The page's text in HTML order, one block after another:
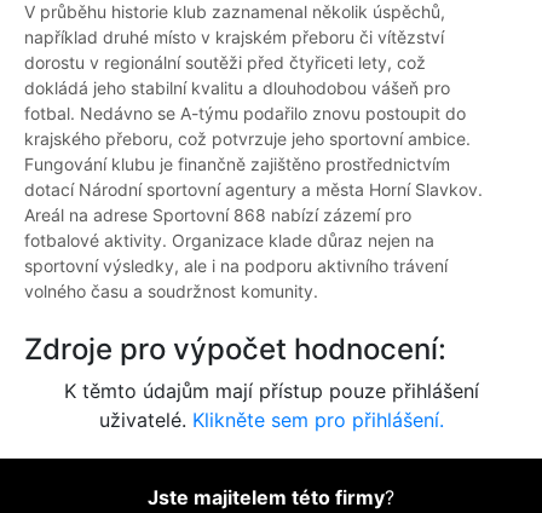
V průběhu historie klub zaznamenal několik úspěchů,
například druhé místo v krajském přeboru či vítězství
dorostu v regionální soutěži před čtyřiceti lety, což
dokládá jeho stabilní kvalitu a dlouhodobou vášeň pro
fotbal. Nedávno se A-týmu podařilo znovu postoupit do
krajského přeboru, což potvrzuje jeho sportovní ambice.
Fungování klubu je finančně zajištěno prostřednictvím
dotací Národní sportovní agentury a města Horní Slavkov.
Areál na adrese Sportovní 868 nabízí zázemí pro
fotbalové aktivity. Organizace klade důraz nejen na
sportovní výsledky, ale i na podporu aktivního trávení
volného času a soudržnost komunity.
Zdroje pro výpočet hodnocení:
K těmto údajům mají přístup pouze přihlášení
uživatelé. Klikněte sem pro přihlášení.
Jste majitelem této firmy?